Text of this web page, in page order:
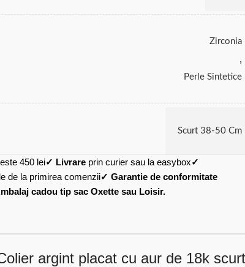
Zirconia
,
Perle Sintetice
Scurt 38-50 Cm
450 lei✓ Livrare prin curier sau la easybox✓
de la primirea comenzii✓ Garantie de conformitate
cadou tip sac Oxette sau Loisir.
argint placat cu aur de 18k scurt